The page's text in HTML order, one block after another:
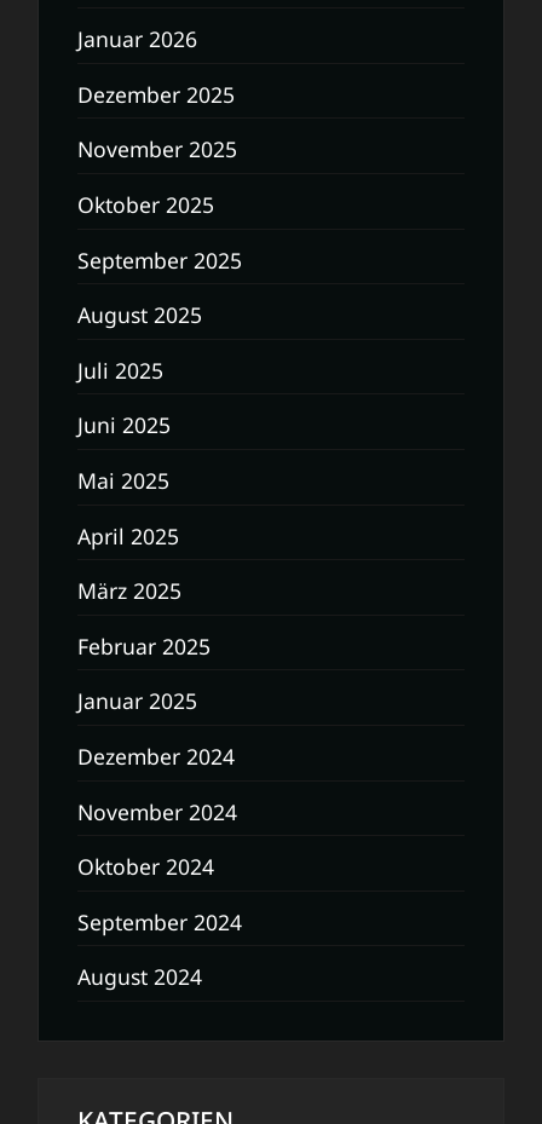
Januar 2026
Dezember 2025
November 2025
Oktober 2025
September 2025
August 2025
Juli 2025
Juni 2025
Mai 2025
April 2025
März 2025
Februar 2025
Januar 2025
Dezember 2024
November 2024
Oktober 2024
September 2024
August 2024